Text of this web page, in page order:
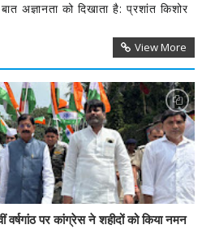
अज्ञानता को दिखाता है: प्रशांत किशोर
View More
पर कांग्रेस ने शहीदों को किया नमन